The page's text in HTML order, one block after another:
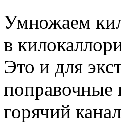
Умножаем
в
Это и для
поправочные
горячий